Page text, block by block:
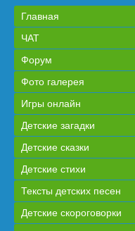
Главная
ЧАТ
Форум
Фото галерея
Игры онлайн
Детские загадки
Детские сказки
Детские стихи
Тексты детских песен
Детские скороговорки